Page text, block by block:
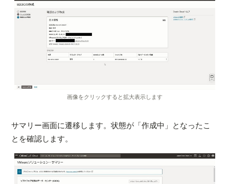
画像をクリックすると拡大表示します
サマリー画面に遷移します。状態が「作成中」となったこ
とを確認します。